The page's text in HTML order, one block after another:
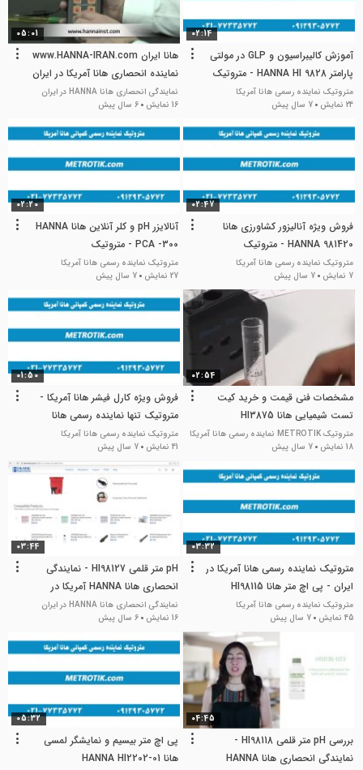
02:14
آموزش کالیبراسیون و GLP در مولتی
پارامتر HANNA HI 9828 - متروتیک
متروتیک نماینده رسمی هانا آمریکا
24 نمایش
7 سال پیش
05:01
هانا ایران www.HANNA-IRAN.com
نماینده انحصاری هانا آمریکا در ایران
نمایندگی انحصاری هانا HANNA در ایران
16 نمایش
6 سال پیش
02:47
فروش ویژه آنالیزور کشاورزی هانا
HANNA 981420 - متروتیک
متروتیک نماینده رسمی هانا آمریکا
7 نمایش
7 سال پیش
02:20
آنالایزر pH و کلر آنلاین هانا HANNA
PCA -300 - متروتیک
متروتیک نماینده رسمی هانا آمریکا
27 نمایش
7 سال پیش
02:54
مشخصات فنی قیمت و خرید کیت
تست شیمیایی هانا HI3875
متروتیک METROTIK نماینده رسمی هانا آمریکا
18 نمایش
7 سال پیش
01:50
فروش ویژه کارل فیشر هانا آمریکا -
متروتیک تنها نماینده رسمی هانا
متروتیک نماینده رسمی هانا آمریکا
41 نمایش
7 سال پیش
03:32
متروتیک نماینده رسمی هانا آمریکا در
ایران - پی اچ متر هانا HI98115
متروتیک نماینده رسمی هانا آمریکا
45 نمایش
7 سال پیش
03:44
pH متر قلمی HI98127 - نمایندگی
انحصاری هانا HANNA آمریکا در
تهران
نمایندگی انحصاری هانا HANNA در ایران
16 نمایش
6 سال پیش
04:45
بررسی pH متر قلمی HI98118 -
نمایندگی انحصاری هانا HANNA
05:32
پی اچ متر بیسیم و نمایشگر لمسی
هانا HANNA HI2202-01